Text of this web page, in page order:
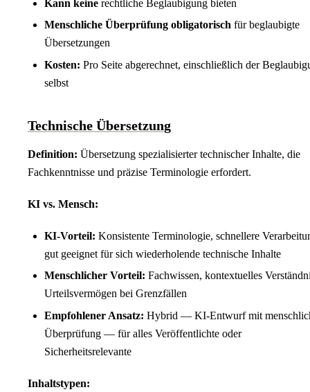
Kann keine rechtliche Beglaubigung bieten
Menschliche Überprüfung obligatorisch für beglaubigte
Übersetzungen
Kosten: Pro Seite abgerechnet, einschließlich der
selbst
Technische Übersetzung
Definition: Übersetzung spezialisierter technischer Inhalte, die
Fachkenntnisse und präzise Terminologie erfordert.
KI vs. Mensch:
KI-Vorteil: Konsistente Terminologie, schnellere
gut geeignet für sich wiederholende technische Inhalte
Menschlicher Vorteil: Fachwissen, kontextuelles
Urteilsvermögen bei Grenzfällen
Empfohlener Ansatz: Hybrid — KI-Entwurf mit
Überprüfung — für alles Veröffentlichte oder
Sicherheitsrelevante
Inhaltstypen: